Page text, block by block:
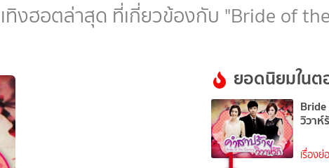
งฮอตล่าสุด ที่เกี่ยวข้องกับ "Bride of
ยอดนิยมใน
วิวาห์
เรื่องย่